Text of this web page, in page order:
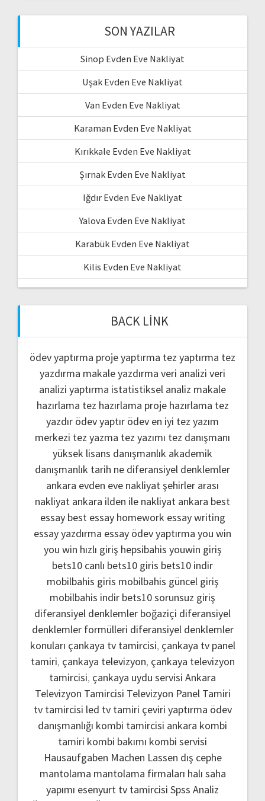
SON YAZILAR
Sinop Evden Eve Nakliyat
Uşak Evden Eve Nakliyat
Van Evden Eve Nakliyat
Karaman Evden Eve Nakliyat
Kırıkkale Evden Eve Nakliyat
Şırnak Evden Eve Nakliyat
Iğdır Evden Eve Nakliyat
Yalova Evden Eve Nakliyat
Karabük Evden Eve Nakliyat
Kilis Evden Eve Nakliyat
BACK LINK
ödev yaptırma proje yaptırma tez yaptırma tez
yazdırma makale yazdırma veri analizi veri
analizi yaptırma istatistiksel analiz makale
hazırlama tez hazırlama proje hazırlama tez
yazdır ödev yaptır ödev en iyi tez yazım
merkezi tez yazma tez yazımı tez danışmanı
yüksek lisans danışmanlık akademik
danışmanlık tarih ne diferansiyel denklemler
ankara evden eve nakliyatşehirler arası
nakliyat ankara ilden ile nakliyat ankara best
essay best essay homework essay writing
essay yazdırma essay ödev yaptırma you win
you win hızlı giriş hepsibahis youwin giriş
bets10 canlı bets10 giris bets10 indir
mobilbahis giris mobilbahis güncel giriş
mobilbahis indir bets10 sorunsuz giriş
diferansiyel denklemler boğaziçi diferansiyel
denklemler formülleri diferansiyel denklemler
konuları çankaya tv tamircisi, çankaya tv panel
tamiri, çankaya televizyon, çankaya televizyon
tamircisi, çankaya uydu servisi Ankara
Televizyon Tamircisi Televizyon Panel Tamiri
tv tamircisi led tv tamiri çeviri yaptırma ödev
danışmanlığı kombi tamircisi ankara kombi
tamiri kombi bakımı kombi servisi
Hausaufgaben Machen Lassen dış cephe
mantolama mantolama firmaları halı saha
yapımı esenyurt tv tamircisi Spss Analiz